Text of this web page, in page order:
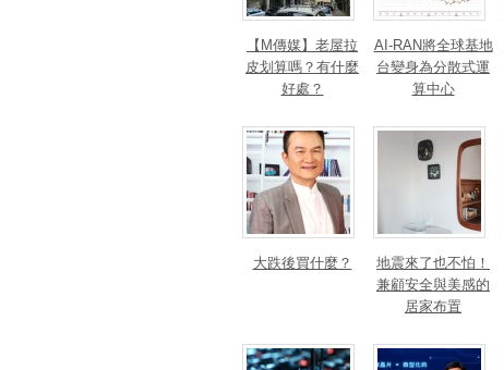
【M傳媒】老屋拉
皮划算嗎？有什麼
好處？
AI-RAN將全球基地
台變身為分散式運
算中心
大跌後買什麼？
地震來了也不怕！
兼顧安全與美感的
居家布置